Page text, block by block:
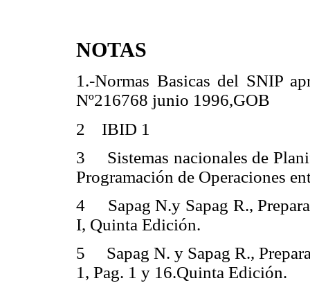
NOTAS
1.-Normas Basicas del SNIP
Nº216768 junio 1996,GOB
2 IBID 1
3 Sistemas nacionales de
Programación de Operaciones
4 Sapag N.y Sapag R.,
I, Quinta Edición.
5 Sapag N. y Sapag R.,
1, Pag. 1 y 16.Quinta Edición.